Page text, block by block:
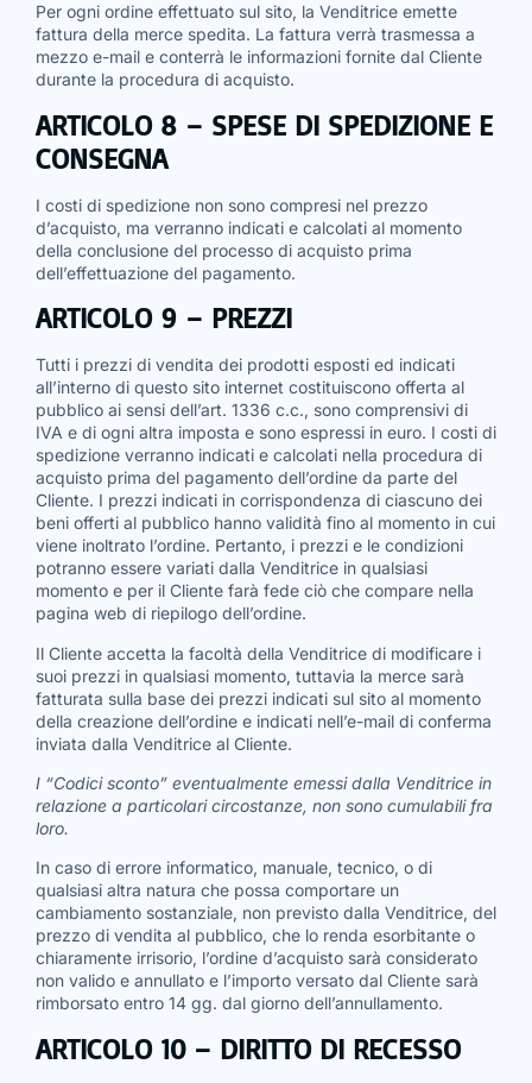
Per ogni ordine effettuato sul sito, la Venditrice emette
fattura della merce spedita. La fattura verrà trasmessa a
mezzo e-mail e conterrà le informazioni fornite dal Cliente
durante la procedura di acquisto.
ARTICOLO 8 – SPESE DI SPEDIZIONE E
CONSEGNA
I costi di spedizione non sono compresi nel prezzo
d’acquisto, ma verranno indicati e calcolati al momento
della conclusione del processo di acquisto prima
dell’effettuazione del pagamento.
ARTICOLO 9 – PREZZI
Tutti i prezzi di vendita dei prodotti esposti ed indicati
all’interno di questo sito internet costituiscono offerta al
pubblico ai sensi dell’art. 1336 c.c., sono comprensivi di
IVA e di ogni altra imposta e sono espressi in euro. I costi di
spedizione verranno indicati e calcolati nella procedura di
acquisto prima del pagamento dell’ordine da parte del
Cliente. I prezzi indicati in corrispondenza di ciascuno dei
beni offerti al pubblico hanno validità fino al momento in cui
viene inoltrato l’ordine. Pertanto, i prezzi e le condizioni
potranno essere variati dalla Venditrice in qualsiasi
momento e per il Cliente farà fede ciò che compare nella
pagina web di riepilogo dell’ordine.
Il Cliente accetta la facoltà della Venditrice di modificare i
suoi prezzi in qualsiasi momento, tuttavia la merce sarà
fatturata sulla base dei prezzi indicati sul sito al momento
della creazione dell’ordine e indicati nell’e-mail di conferma
inviata dalla Venditrice al Cliente.
I “Codici sconto” eventualmente emessi dalla Venditrice in
relazione a particolari circostanze, non sono cumulabili fra
loro.
In caso di errore informatico, manuale, tecnico, o di
qualsiasi altra natura che possa comportare un
cambiamento sostanziale, non previsto dalla Venditrice, del
prezzo di vendita al pubblico, che lo renda esorbitante o
chiaramente irrisorio, l’ordine d’acquisto sarà considerato
non valido e annullato e l’importo versato dal Cliente sarà
rimborsato entro 14 gg. dal giorno dell’annullamento.
ARTICOLO 10 – DIRITTO DI RECESSO